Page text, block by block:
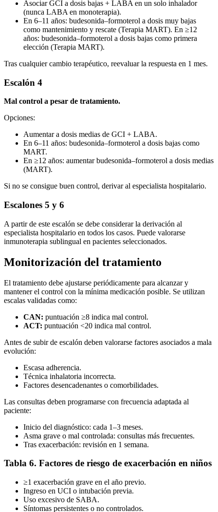
Asociar GCI a dosis bajas + LABA en un solo inhalador
(nunca LABA en monoterapia).
En 6–11 años: budesonida–formoterol a dosis muy bajas
como mantenimiento y rescate (Terapia MART). En ≥12
años: budesonida–formoterol a dosis bajas como primera
elección (Terapia MART).
Tras cualquier cambio terapéutico, reevaluar la respuesta en 1 mes.
Escalón 4
Mal control a pesar de tratamiento.
Opciones:
Aumentar a dosis medias de GCI + LABA.
En 6–11 años: budesonida–formoterol a dosis bajas como
MART.
En ≥12 años: aumentar budesonida–formoterol a dosis medias
(MART).
Si no se consigue buen control, derivar al especialista hospitalario.
Escalones 5 y 6
A partir de este escalón se debe considerar la derivación al
especialista hospitalario en todos los casos. Puede valorarse
inmunoterapia sublingual en pacientes seleccionados.
Monitorización del tratamiento
El tratamiento debe ajustarse periódicamente para alcanzar y
mantener el control con la mínima medicación posible. Se utilizan
escalas validadas como:
CAN: puntuación ≥8 indica mal control.
ACT: puntuación <20 indica mal control.
Antes de subir de escalón deben valorarse factores asociados a mala
evolución:
Escasa adherencia.
Técnica inhalatoria incorrecta.
Factores desencadenantes o comorbilidades.
Las consultas deben programarse con frecuencia adaptada al
paciente:
Inicio del diagnóstico: cada 1–3 meses.
Asma grave o mal controlada: consultas más frecuentes.
Tras exacerbación: revisión en 1 semana.
Tabla 6. Factores de riesgo de exacerbación en niños
≥1 exacerbación grave en el año previo.
Ingreso en UCI o intubación previa.
Uso excesivo de SABA.
Síntomas persistentes o no controlados.